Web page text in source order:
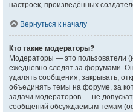
настроек, произведённых
Вернуться к началу
Кто такие модераторы?
Модераторы — это пользователи
ежедневно следят за форумами.
удалять сообщения, закрывать,
объединять темы на форуме, за
задачи модераторов — не
сообщений обсуждаемым темам